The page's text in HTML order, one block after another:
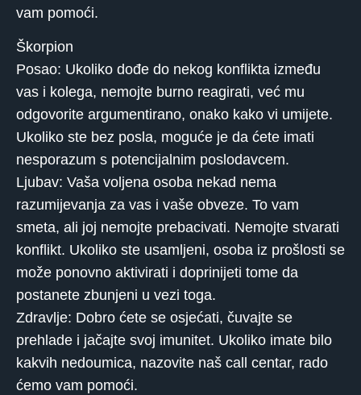
vam pomoći.
Škorpion
Posao: Ukoliko dođe do nekog konflikta između
vas i kolega, nemojte burno reagirati, već mu
odgovorite argumentirano, onako kako vi umijete.
Ukoliko ste bez posla, moguće je da ćete imati
nesporazum s potencijalnim poslodavcem.
Ljubav: Vaša voljena osoba nekad nema
razumijevanja za vas i vaše obveze. To vam
smeta, ali joj nemojte prebacivati. Nemojte stvarati
konflikt. Ukoliko ste usamljeni, osoba iz prošlosti se
može ponovno aktivirati i doprinijeti tome da
postanete zbunjeni u vezi toga.
Zdravlje: Dobro ćete se osjećati, čuvajte se
prehlade i jačajte svoj imunitet. Ukoliko imate bilo
kakvih nedoumica, nazovite naš call centar, rado
ćemo vam pomoći.